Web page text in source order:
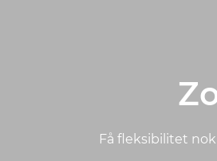
Få fleksibilitet